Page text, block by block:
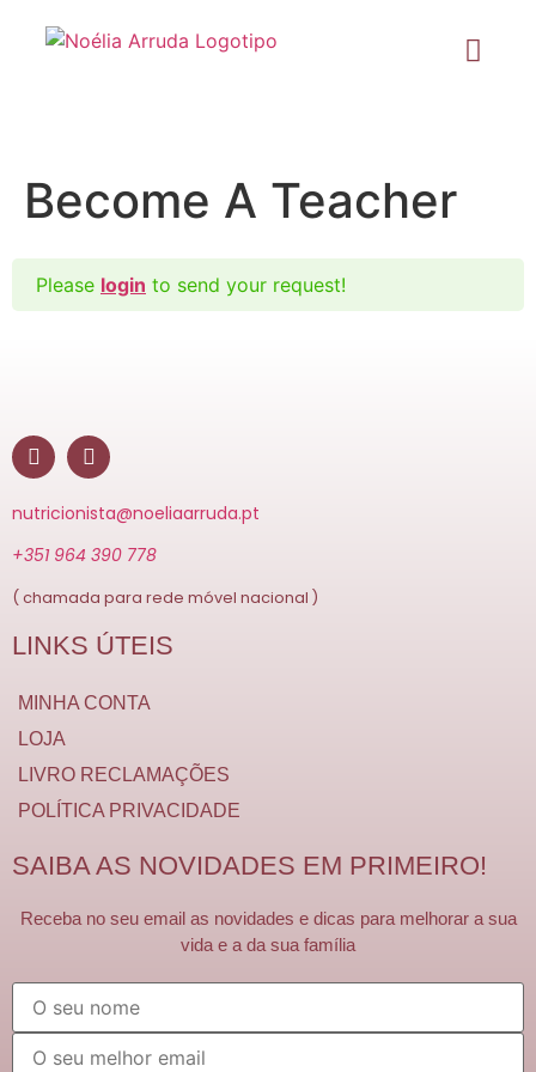
Become A Teacher
Please login to send your request!
nutricionista@noeliaarruda.pt
+351 964 390 778
( chamada para rede móvel nacional )
LINKS ÚTEIS
MINHA CONTA
LOJA
LIVRO RECLAMAÇÕES
POLÍTICA PRIVACIDADE
SAIBA AS NOVIDADES EM PRIMEIRO!
Receba no seu email as novidades e dicas para melhorar a sua
vida e a da sua família